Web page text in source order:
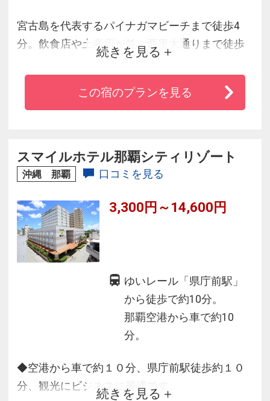
宮古島を代表するパイナガマビーチまで徒歩4
分。飲食店や土産店が並ぶ西里大通りまで徒歩
約10分。宮古空港より車で約13分、下地島空港
より車で約20分と観光やビジネスに便利なホテ
用意しております。
続きを見る
この宿のプランを見る
スマイルホテル那覇シティリゾート
沖縄 那覇 口コミを見る
3,300円～14,600円
ゆいレール「県庁前駅」
から徒歩で約10分。
那覇空港から車で約10
分。
◆空港から車で約１０分、県庁前駅徒歩約１０
分、観光にビジネスに最適です。
続きを見る